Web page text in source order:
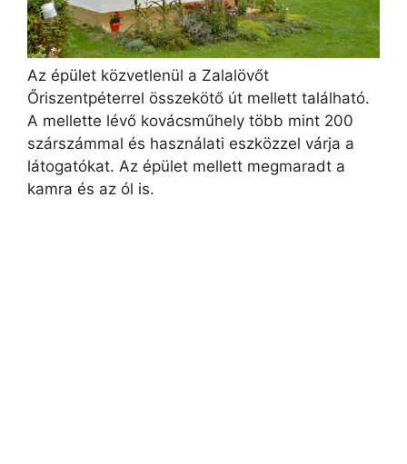
Az épület közvetlenül a Zalalövőt
Őriszentpéterrel összekötő út mellett található.
A mellette lévő kovácsműhely több mint 200
szárszámmal és használati eszközzel várja a
látogatókat. Az épület mellett megmaradt a
kamra és az ól is.